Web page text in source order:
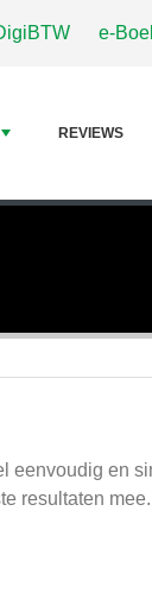
e-
REVIEWS
eenvoudig en
resultaten